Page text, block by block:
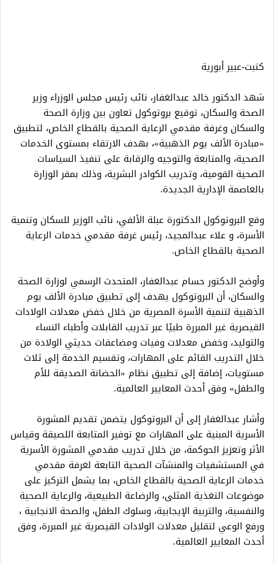
كتبت-عبير أبورية
شهد الدكتور خالد عبدالغفار، نائب رئيس مجلس الوزراء وزير
الصحة والسكان، توقيع بروتوكول تعاون بين وزارة الصحة
والسكان وغرفة مقدمي الرعاية الصحية بالقطاع الخاص، لتطبيق
«مبادرة الألف يوم الذهبية»، بهدف الارتقاء بمستوى الخدمات
الصحية، والمتابعة والتوجيه والرقابة على تنفيذ السياسات
الصحية القومية، وتدريب الكوادر البشرية، وذلك بمقر الوزارة
بالعاصمة الإدارية الجديدة.
وقع البروتوكول الدكتورة عبلة الألفي، نائب الوزير للسكان وتنمية
الأسرة، و علاء عبدالمجيد، رئيس غرفة مقدمي خدمات الرعاية
الصحية بالقطاع الخاص.
وأوضح الدكتور حسام عبدالغفار، المتحدث الرسمي لوزارة الصحة
والسكان، أن البروتوكول يهدف إلى تطبيق مبادرة الألف يوم
الذهبية لتنمية الأسرة المصرية من خلال خفض معدلات الولادات
القيصرية غير المبررة طبيًا عبر تدريب القابلات وأطباء النساء
والتوليد، وخفض معدلات وفيات ومضاعفات حديثي الولادة من
خلال التدريب القائم على المهارات، وتقسيم الخدمة إلى ثلاث
مستويات، إضافة إلى تطبيق نظام «الحضانة الصديقة للأم
والطفل» وفق أحدث المعايير العالمية.
وأشار عبدالغفار إلى أن البروتوكول يتضمن تقديم المشورة
الأسرية المبنية على المهارات مع توفير المتابعة اللصيقة وقياس
الأثر وتعزيز الحوكمة، من خلال تدريب مقدمي المشورة الأسرية
في المستشفيات والمنشآت الصحية التابعة لغرفة مقدمي
خدمات الرعاية الصحية بالقطاع الخاص، بما يشمل التركيز على
موضوعات التغذية المثلى، والرضاعة الطبيعية، والرعاية الصحية
والنفسية، والتربية الإيجابية، وسلوك الطفل، والصحة الانجابية ،
ورفع الوعي لتقليل معدلات الولادات القيصرية غير المبررة، وفق
أحدث المعايير العالمية.